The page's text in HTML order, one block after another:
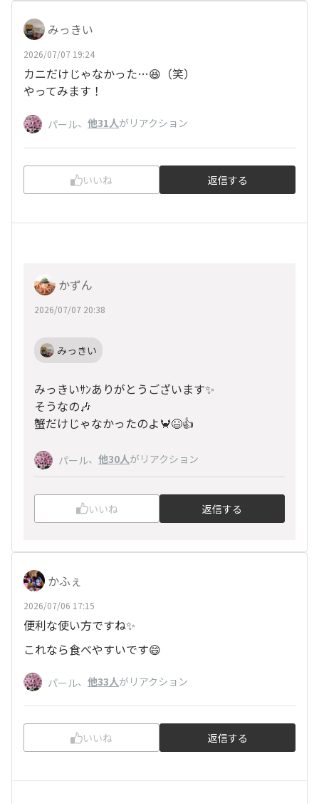
みっきい
2026/07/07 19:24
カニだけじゃなかった…😆（笑）
やってみます！
パール、 他31人がリアクション
いいね 返信する
かずん
2026/07/07 20:38
みっきい
みっきいｻﾝありがとうございます✨
そうなの🎶
蟹だけじゃなかったのよ🦀😆👍
パール、 他30人がリアクション
いいね 返信する
かふぇ
2026/07/06 17:15
便利な使い方ですね✨
これなら食べやすいです😄
パール、 他33人がリアクション
いいね 返信する